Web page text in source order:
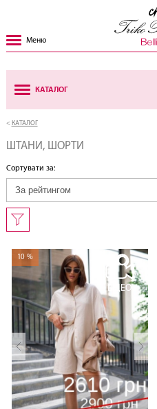
Меню
КАТАЛОГ
КАТАЛОГ
ШТАНИ, ШОРТИ
Сортувати за:
10 %
ВІДЕО